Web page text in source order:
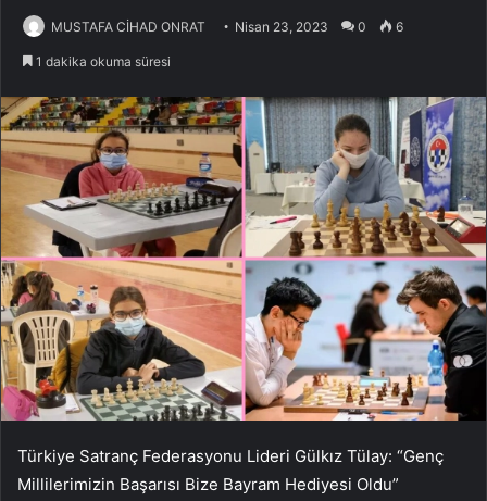
MUSTAFA CİHAD ONRAT Nisan 23, 2023 0 6
1 dakika okuma süresi
Türkiye Satranç Federasyonu Lideri Gülkız Tülay: “Genç
Millilerimizin Başarısı Bize Bayram Hediyesi Oldu”